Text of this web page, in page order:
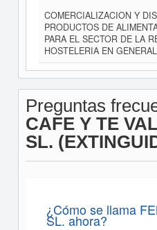
COMERCIALIZACION Y
PRODUCTOS DE
PARA EL SECTOR DE LA
HOSTELERIA EN
Preguntas
CAFE Y TE
SL.
¿Cómo se llama
SL. ahora?